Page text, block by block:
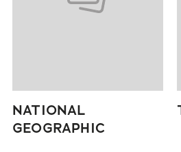
NATIONAL
GEOGRAPHIC